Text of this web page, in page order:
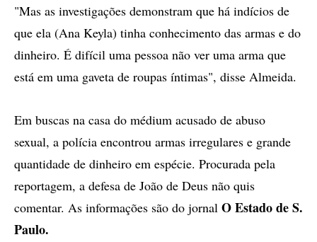
"Mas as investigações demonstram que há indícios de
que ela (Ana Keyla) tinha conhecimento das armas e do
dinheiro. É difícil uma pessoa não ver uma arma que
está em uma gaveta de roupas íntimas", disse Almeida.
Em buscas na casa do médium acusado de abuso
sexual, a polícia encontrou armas irregulares e grande
quantidade de dinheiro em espécie. Procurada pela
reportagem, a defesa de João de Deus não quis
comentar. As informações são do jornal O Estado de S.
Paulo.